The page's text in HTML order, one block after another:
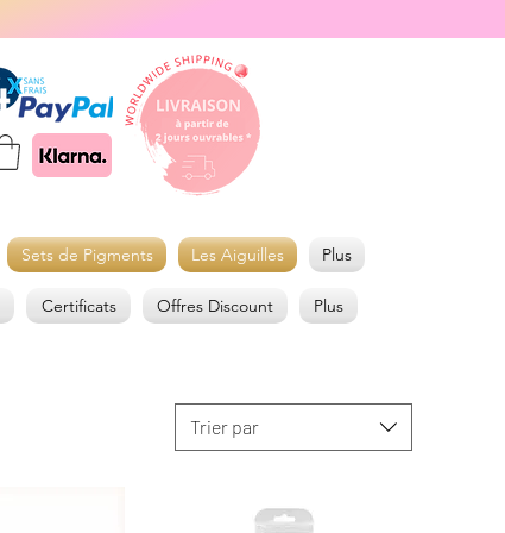
Sets de Pigments Les Aiguilles Plus
Certificats Offres Discount Plus
Trier par